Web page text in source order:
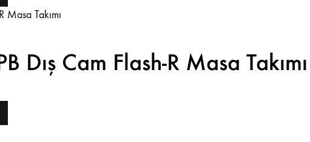
Dış Cam Flash-R Masa Takımı